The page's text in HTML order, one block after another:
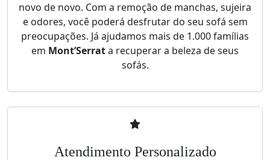
novo de novo. Com a remoção de manchas, sujeira
e odores, você poderá desfrutar do seu sofá sem
preocupações. Já ajudamos mais de 1.000 famílias
em Mont’Serrata recuperar a beleza de seus
sofás.
Atendimento Personalizado